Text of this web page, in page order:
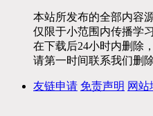
本站所发布的全部内容
仅限于小范围内传播学
在下载后24小时内删除
请第一时间联系我们删
友链申请 免责声明 网站